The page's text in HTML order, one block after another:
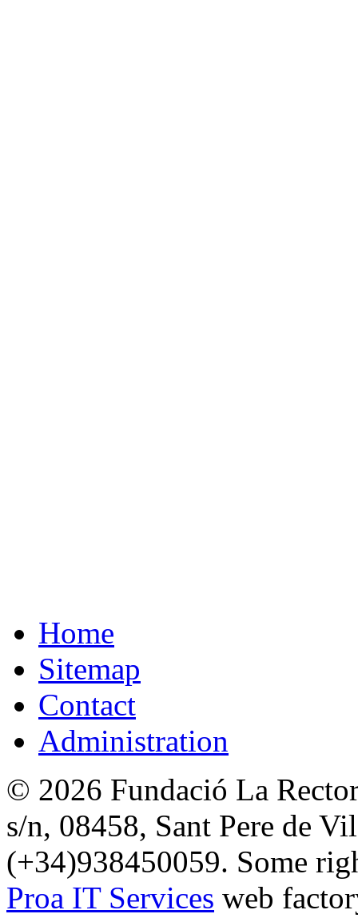
Home
Sitemap
Contact
Administration
© 2026 Fundació La
s/n, 08458, Sant Pere de
(+34)938450059. Some
Proa IT Services web